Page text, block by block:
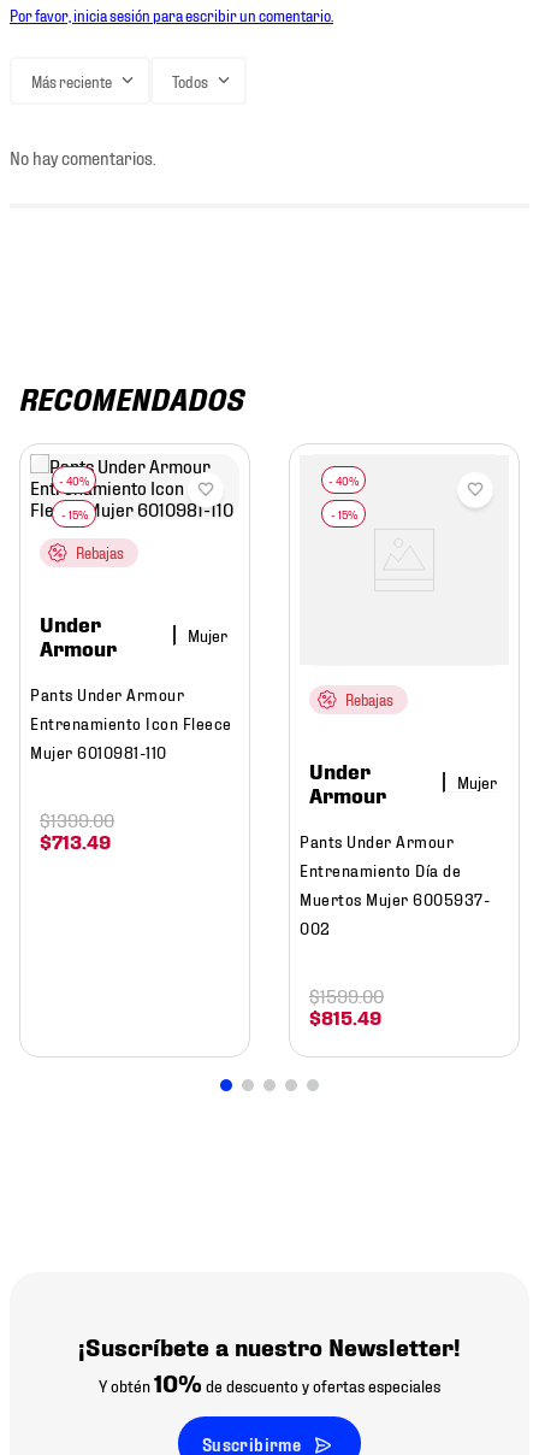
Por favor, inicia sesión para escribir un comentario.
Más reciente Todos
No hay comentarios.
RECOMENDADOS
Rebajas
Under
Armour
Mujer
Pants Under Armour
Entrenamiento Icon Fleece
Mujer 6010981-110
$713.49
$1399.00
Rebajas
Under
Armour
Mujer
Pants Under Armour
Entrenamiento Día de
Muertos Mujer 6005937-
002
$815.49
$1599.00
¡Suscríbete a nuestro Newsletter!
Y obtén10% de descuento y ofertas especiales
Suscribirme